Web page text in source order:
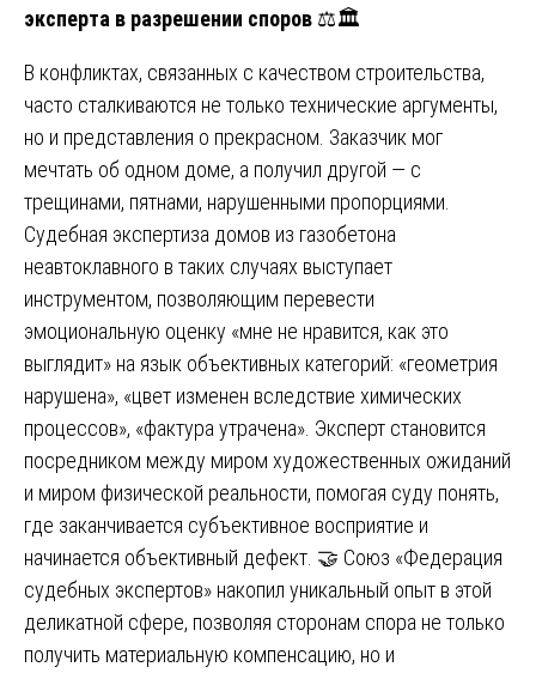
эксперта в разрешении споров ⚖️🏛️
В конфликтах, связанных с качеством строительства,
часто сталкиваются не только технические аргументы,
но и представления о прекрасном. Заказчик мог
мечтать об одном доме, а получил другой — с
трещинами, пятнами, нарушенными пропорциями.
Судебная экспертиза домов из газобетона
неавтоклавного в таких случаях выступает
инструментом, позволяющим перевести
эмоциональную оценку «мне не нравится, как это
выглядит» на язык объективных категорий: «геометрия
нарушена», «цвет изменен вследствие химических
процессов», «фактура утрачена». Эксперт становится
посредником между миром художественных ожиданий
и миром физической реальности, помогая суду понять,
где заканчивается субъективное восприятие и
начинается объективный дефект. 🤝 Союз «Федерация
судебных экспертов» накопил уникальный опыт в этой
деликатной сфере, позволяя сторонам спора не только
получить материальную компенсацию, но и